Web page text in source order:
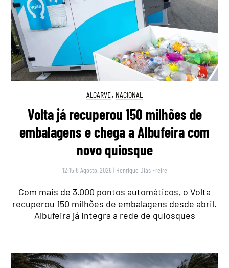
ALGARVE, NACIONAL
Volta já recuperou 150 milhões de
embalagens e chega a Albufeira com
novo quiosque
12:15 8 Agosto, 2026 | Henrique Dias Freire
Com mais de 3.000 pontos automáticos, o Volta
recuperou 150 milhões de embalagens desde abril.
Albufeira já integra a rede de quiosques